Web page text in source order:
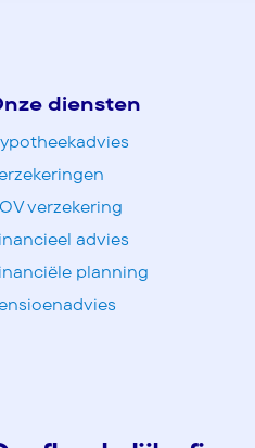
diensten
verzekering
advies
planning